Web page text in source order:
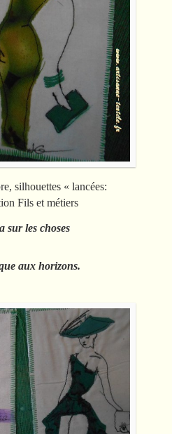
silhouettes « lancées:
Fils et métiers
sur les choses
aux horizons.